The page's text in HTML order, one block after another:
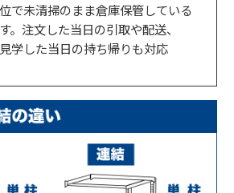
で未清掃のまま倉庫保管している
。注文した当日の引取や配送、
学した当日の持ち帰りも対応